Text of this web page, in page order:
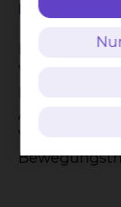
Indikationen:
Alternative zu
Vorbereitung